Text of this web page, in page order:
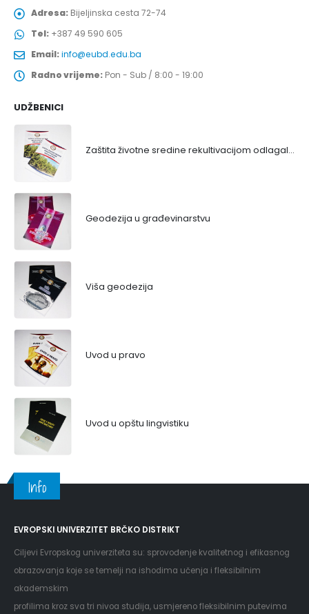
Adresa: Bijeljinska cesta 72-74
Tel: +387 49 590 605
Email:info@eubd.edu.ba
Radno vrijeme: Pon - Sub / 8:00 - 19:00
UDŽBENICI
Zaštita životne sredine rekultivacijom odlagališta
Geodezija u građevinarstvu
Viša geodezija
Uvod u pravo
Uvod u opštu lingvistiku
Info
EVROPSKI UNIVERZITET BRČKO DISTRIKT
Ciljevi Evropskog univerziteta su: sprovođenje kvalitetnog i efikasnog
obrazovanja koje se temelji na ishodima učenja i fleksibilnim
akademskim
profilima kroz sva tri nivoa studija, usmjereno fleksibilnim putevima